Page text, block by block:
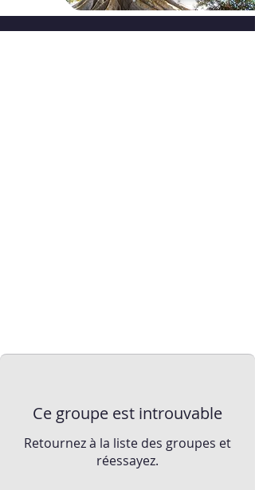
Ce groupe est introuvable
Retournez à la liste des groupes et
réessayez.